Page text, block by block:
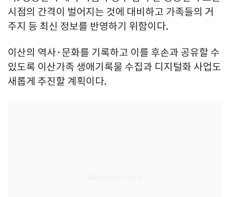
시점의 간격이 벌어지는 것에 대비하고 가족들의 거
주지 등 최신 정보를 반영하기 위함이다.
이산의 역사·문화를 기록하고 이를 후손과 공유할 수
있도록 이산가족 생애기록물 수집과 디지털화 사업도
새롭게 추진할 계획이다.